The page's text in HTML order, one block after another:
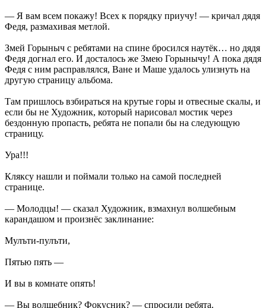
— Я вам всем покажу! Всех к порядку приучу! — кричал дядя
Федя, размахивая метлой.
Змей Горыныч с ребятами на спине бросился наутёк… но дядя
Федя догнал его. И досталось же Змею Горынычу! А пока дядя
Федя с ним расправлялся, Ване и Маше удалось улизнуть на
другую страницу альбома.
Там пришлось взбираться на крутые горы и отвесные скалы, и
если бы не Художник, который нарисовал мостик через
бездонную пропасть, ребята не попали бы на следующую
страницу.
Ура!!!
Кляксу нашли и поймали только на самой последней
странице.
— Молодцы! — сказал Художник, взмахнул волшебным
карандашом и произнёс заклинание:
Мулъти-пулъти,
Пятью пять —
И вы в комнате опять!
— Вы волшебник? Фокусник? — спросили ребята.